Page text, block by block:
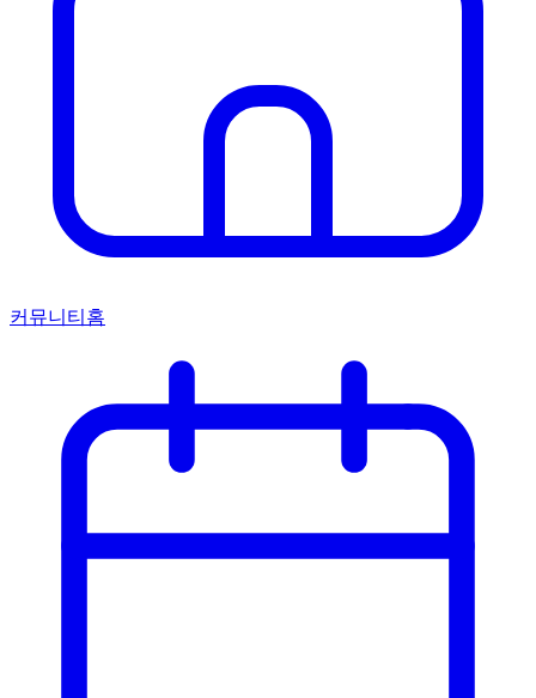
커뮤니티홈